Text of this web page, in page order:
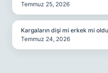
Temmuz 25, 2026
Kargaların dişi mi erkek mi
Temmuz 24, 2026